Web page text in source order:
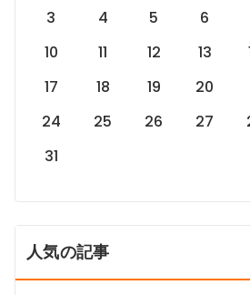
3
4 5 6
10
11 12 13
17
18 19 20
24
25 26 27
31
人気の記事